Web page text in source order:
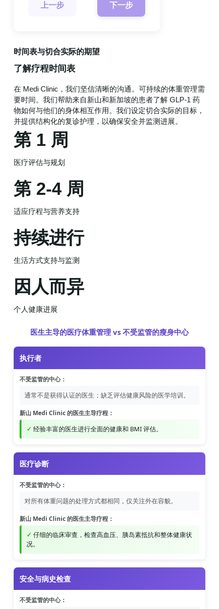
上一步 下一步
时间表与切合实际的期望
了解疗程时间表
在 Medi Clinic，我们坚信清晰的沟通。可持续的体重管理需
要时间。我们帮助来自新山和新加坡的患者了解 GLP-1 药
物如何与他们的身体相互作用。我们设定切合实际的目标，
并提供结构化的复诊护理，以确保安全并监测进展。
第 1 周
医疗评估与规划
第 2-4 周
适应疗程与营养支持
持续进行
生活方式支持与监测
因人而异
个人健康进展
医生主导的医疗体重管理 vs 不受监管的瘦身中心
执行者
不受监管的中心：
通常不是获得认证的医生；缺乏评估健康风险的医学培训。
新山 Medi Clinic 的医生主导疗程：
经验丰富的医生进行全面的健康和 BMI 评估。
医疗诊断
不受监管的中心：
对所有体重问题的处理方式都相同，仅关注外在容貌。
新山 Medi Clinic 的医生主导疗程：
仔细的临床审查，检查高血压、胰岛素抵抗和整体健康状
况。
安全与病史检查
不受监管的中心：